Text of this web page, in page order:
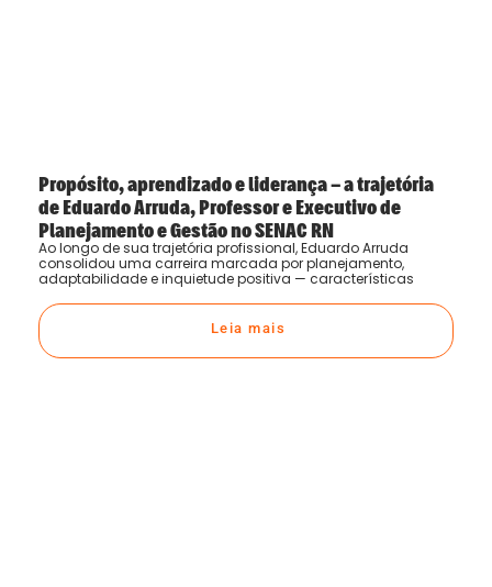
Propósito, aprendizado e liderança – a trajetória
de Eduardo Arruda, Professor e Executivo de
Planejamento e Gestão no SENAC RN
Ao longo de sua trajetória profissional, Eduardo Arruda
consolidou uma carreira marcada por planejamento,
adaptabilidade e inquietude positiva — características
Leia mais